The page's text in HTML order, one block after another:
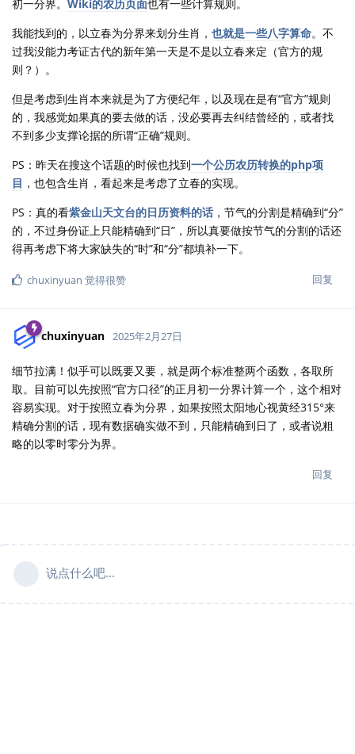
初一分界。 Wiki的农历页面也有一些计算规则。
我能找到的，以立春为分界来划分生肖， 也就是一些八字算命。不
过我没能力考证古代的新年第一天是不是以立春来定（官方的规
则？）。
但是考虑到生肖本来就是为了方便纪年，以及现在是有“官方”规则
的，我感觉如果真的要去做的话，没必要再去纠结曾经的，或者找
不到多少支撑论据的所谓“正确”规则。
PS：昨天在搜这个话题的时候也找到一个公历农历转换的php项
目 ，也包含生肖，看起来是考虑了立春的实现。
PS：真的看紫金山天文台的日历资料的话 ，节气的分割是精确到“分”
的，不过身份证上只能精确到“日”，所以真要做按节气的分割的话还
得再考虑下将大家缺失的“时”和“分”都填补一下。
回复
chuxinyuan 觉得很赞
chuxinyuan 2025年2月27日
细节拉满！似乎可以既要又要，就是两个标准整两个函数，各取所
取。目前可以先按照“官方口径”的正月初一分界计算一个，这个相对
容易实现。对于按照立春为分界，如果按照太阳地心视黄经315°来
精确分割的话，现有数据确实做不到，只能精确到日了，或者说粗
略的以零时零分为界。
回复
说点什么吧...